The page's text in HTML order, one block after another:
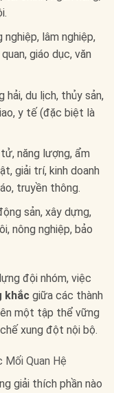
lâm nghiệp,
giáo dục, văn
hải, du lịch, thủy sản,
y tế (đặc biệt là
năng lượng, ẩm
giải trí, kinh doanh
truyền thông.
sản, xây dựng,
nông nghiệp, bảo
đội nhóm, việc
khắc giữa các thành
một tập thể vững
xung đột nội bộ.
Mối Quan Hệ
giải thích phần nào